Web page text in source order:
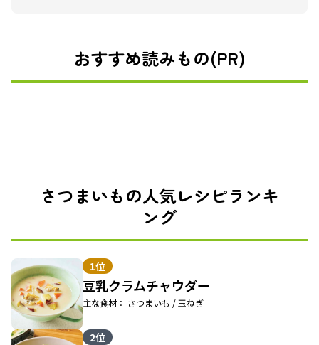
おすすめ読みもの(PR)
さつまいもの人気レシピランキ
ング
1位
豆乳クラムチャウダー
主な食材： さつまいも / 玉ねぎ
2位